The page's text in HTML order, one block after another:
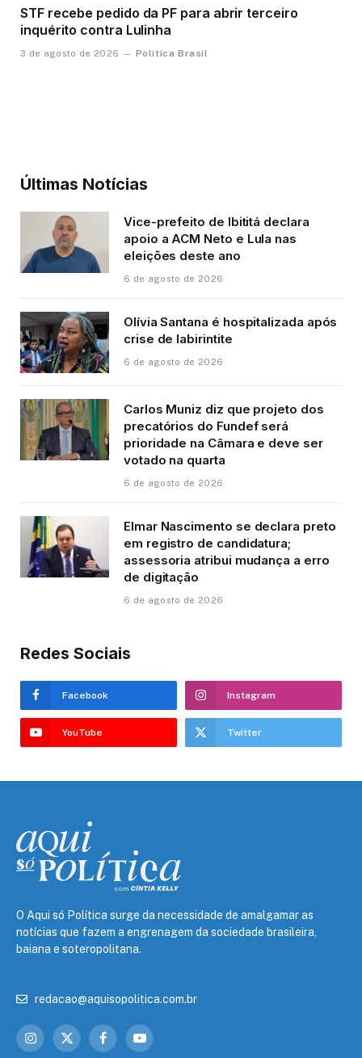
STF recebe pedido da PF para abrir terceiro
inquérito contra Lulinha
3 de agosto de 2026 Política Brasil
Últimas Notícias
Vice-prefeito de Ibititá declara
apoio a ACM Neto e Lula nas
eleições deste ano
6 de agosto de 2026
Olívia Santana é hospitalizada após
crise de labirintite
6 de agosto de 2026
Carlos Muniz diz que projeto dos
precatórios do Fundef será
prioridade na Câmara e deve ser
votado na quarta
6 de agosto de 2026
Elmar Nascimento se declara preto
em registro de candidatura;
assessoria atribui mudança a erro
de digitação
6 de agosto de 2026
Redes Sociais
Facebook Instagram
YouTube Twitter
O Aqui só Política surge da necessidade de amalgamar as
notícias que fazem a engrenagem da sociedade brasileira,
baiana e soteropolitana.
redacao@aquisopolitica.com.br
Instagram
X
FacebookYouTube